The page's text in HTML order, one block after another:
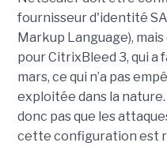
fournisseur d'identité
Markup Language),
pour CitrixBleed 3, qui
mars, ce qui n’a pas
exploitée dans la
donc pas que les
cette configuration est